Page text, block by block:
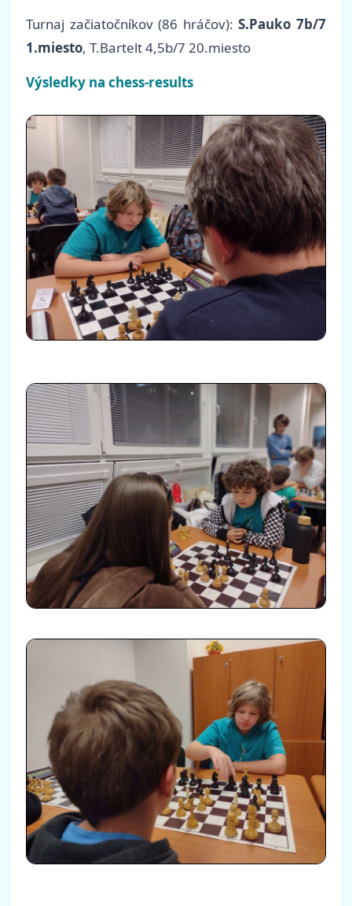
Turnaj začiatočníkov (86 hráčov):S.Pauko 7b/7
1.miesto, T.Bartelt 4,5b/7 20.miesto
Výsledky na chess-results